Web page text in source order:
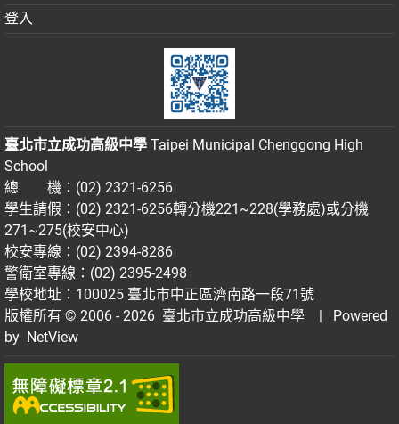
登入
臺北市立成功高級中學 Taipei Municipal Chenggong High
School
總 機：(02) 2321-6256
學生請假：(02) 2321-6256轉分機221~228(學務處)或分機
271~275(校安中心)
校安專線：(02) 2394-8286
警衛室專線：(02) 2395-2498
學校地址：100025 臺北市中正區濟南路一段71號
版權所有 © 2006 - 2026 臺北市立成功高級中學
| Powered
by NetView